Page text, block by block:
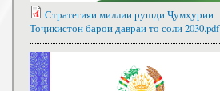
Стратегияи миллии рушди Ҷумҳурии
Тоҷикистон барои давраи то соли 2030.pdf